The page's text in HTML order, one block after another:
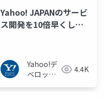
Yahoo! JAPANのサービ
ス開発を10倍早くした
Yahoo!デ
ベロッパ
4.4K